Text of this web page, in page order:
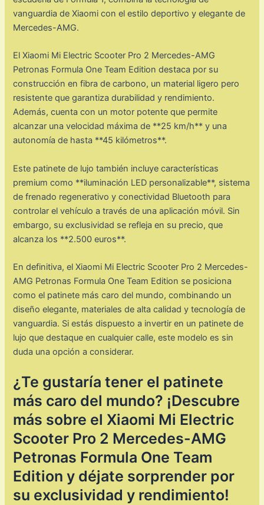
vanguardia de Xiaomi con el estilo deportivo y elegante de
Mercedes-AMG.
El Xiaomi Mi Electric Scooter Pro 2 Mercedes-AMG
Petronas Formula One Team Edition destaca por su
construcción en fibra de carbono, un material ligero pero
resistente que garantiza durabilidad y rendimiento.
Además, cuenta con un motor potente que permite
alcanzar una velocidad máxima de **25 km/h** y una
autonomía de hasta **45 kilómetros**.
Este patinete de lujo también incluye características
premium como **iluminación LED personalizable**, sistema
de frenado regenerativo y conectividad Bluetooth para
controlar el vehículo a través de una aplicación móvil. Sin
embargo, su exclusividad se refleja en su precio, que
alcanza los **2.500 euros**.
En definitiva, el Xiaomi Mi Electric Scooter Pro 2 Mercedes-
AMG Petronas Formula One Team Edition se posiciona
como el patinete más caro del mundo, combinando un
diseño elegante, materiales de alta calidad y tecnología de
vanguardia. Si estás dispuesto a invertir en un patinete de
lujo que destaque en cualquier calle, este modelo es sin
duda una opción a considerar.
¿Te gustaría tener el patinete
más caro del mundo? ¡Descubre
más sobre el Xiaomi Mi Electric
Scooter Pro 2 Mercedes-AMG
Petronas Formula One Team
Edition y déjate sorprender por
su exclusividad y rendimiento!